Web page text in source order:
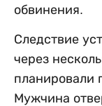
обвинения.
Следствие
через
планировали
Мужчина